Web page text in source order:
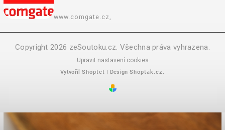
www.comgate.cz,
Copyright 2026 zeSoutoku.cz . Všechna práva vyhrazena.
Upravit nastavení cookies
Vytvořil Shoptet | Design Shoptak.cz.